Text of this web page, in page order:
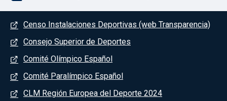
Menú del pie
Censo Instalaciones Deportivas (web Transparencia)
Consejo Superior de Deportes
Comité Olímpico Español
Comité Paralímpico Español
CLM Región Europea del Deporte 2024